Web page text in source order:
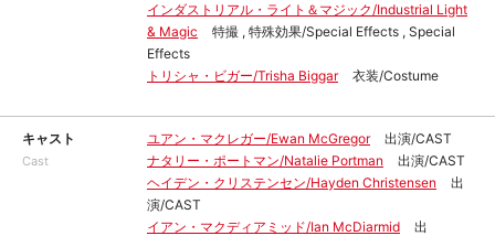
インダストリアル・ライト＆マジック/Industrial Light
& Magic
特撮 , 特殊効果/Special Effects , Special
Effects
トリシャ・ビガー/Trisha Biggar
衣装/Costume
キャスト
Cast
ユアン・マクレガー/Ewan McGregor
出演/CAST
ナタリー・ポートマン/Natalie Portman
出演/CAST
ヘイデン・クリステンセン/Hayden Christensen
出
演/CAST
イアン・マクディアミッド/Ian McDiarmid
出